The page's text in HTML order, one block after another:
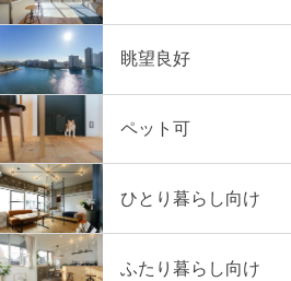
眺望良好
ペット可
ひとり暮らし向け
ふたり暮らし向け